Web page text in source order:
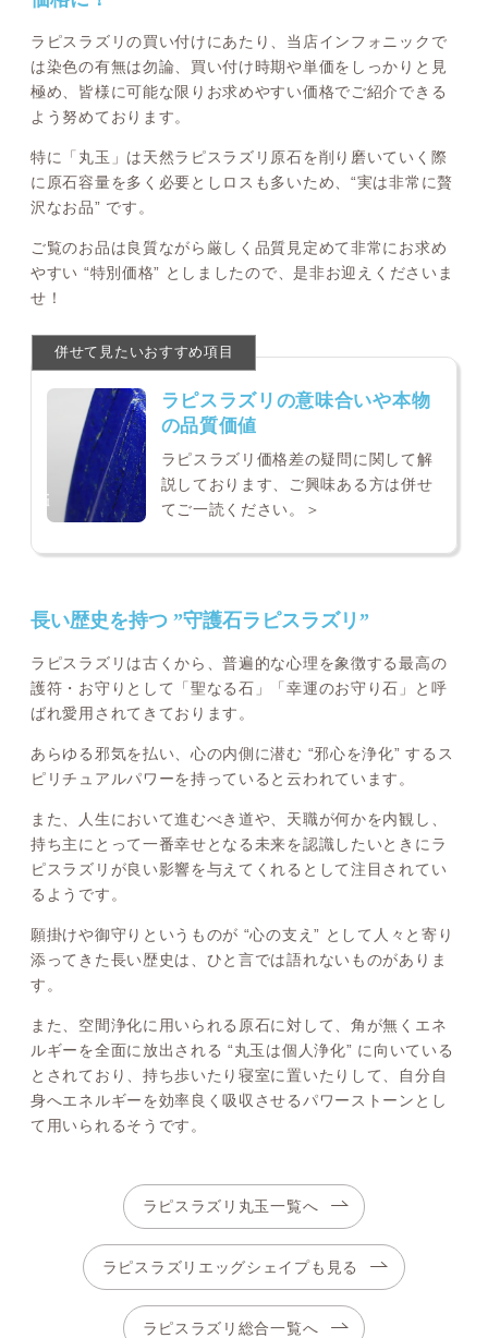
ラピスラズリの買い付けにあたり、当店インフォニックで
は染色の有無は勿論、買い付け時期や単価をしっかりと見
極め、皆様に可能な限りお求めやすい価格でご紹介できる
よう努めております。
特に「丸玉」は天然ラピスラズリ原石を削り磨いていく際
に原石容量を多く必要としロスも多いため、“実は非常に贅
沢なお品” です。
ご覧のお品は良質ながら厳しく品質見定めて非常にお求め
やすい “特別価格” としましたので、是非お迎えくださいま
せ！
ラピスラズリの意味合いや本物
の品質価値
ラピスラズリ価格差の疑問に関して解
説しております、ご興味ある方は併せ
てご一読ください。＞
長い歴史を持つ ”守護石ラピスラズリ”
ラピスラズリは古くから、普遍的な心理を象徴する最高の
護符・お守りとして「聖なる石」「幸運のお守り石」と呼
ばれ愛用されてきております。
あらゆる邪気を払い、心の内側に潜む “邪心を浄化” するス
ピリチュアルパワーを持っていると云われています。
また、人生において進むべき道や、天職が何かを内観し、
持ち主にとって一番幸せとなる未来を認識したいときにラ
ピスラズリが良い影響を与えてくれるとして注目されてい
るようです。
願掛けや御守りというものが “心の支え” として人々と寄り
添ってきた長い歴史は、ひと言では語れないものがありま
す。
また、空間浄化に用いられる原石に対して、角が無くエネ
ルギーを全面に放出される “丸玉は個人浄化” に向いている
とされており、持ち歩いたり寝室に置いたりして、自分自
身へエネルギーを効率良く吸収させるパワーストーンとし
て用いられるそうです。
ラピスラズリ丸玉一覧へ
ラピスラズリエッグシェイプも見る
ラピスラズリ総合一覧へ